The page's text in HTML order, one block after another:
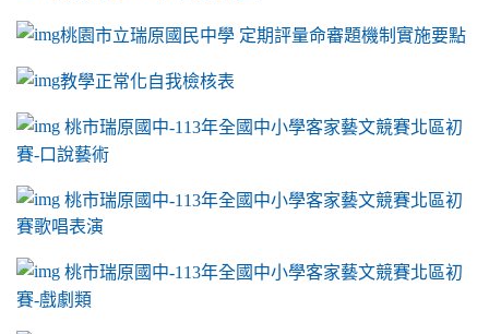
link to https://sites.google.com/a/m2.ryjh.tyc.edu.tw/ryjh011/
桃園市立瑞原國民中學 定期評量命審題機制實施要點
link to https://sites.google.com/a/m2.ryjh.tyc.edu.tw/
教學正常化自我檢核表
link to mailto:ryjh520@m2.ryjh.tyc.edu.tw
link to mailto:ryjh520@m2.ryjh.tyc.edu.tw
ink to mailto:ryjh520@m2.ryjh.tyc.edu.tw
link to mailto:ryjh520@m2.ryjh.tyc.edu.tw
link to mailto:ryjh520@m2.ryjh.tyc.edu.tw
ink to mailto:ryjh520@m2.ryjh.tyc.edu.tw
ink to mailto:ryjh520@m2.ryjh.tyc.edu.tw
link to https://sites.google.com/a/m2.ryjh.tyc.edu.tw/ryjh011/
ink to mailto:ryjh520@m2.ryjh.tyc.edu.tw
link to https://tyc.entry.edu.tw/NoExamImitate_TL/
桃市瑞原國中-113年全國中小學客家藝文競賽北區初
賽-口說藝術
link to https://tyc.entry.edu.tw/NoExamImitate_TL/
桃市瑞原國中-113年全國中小學客家藝文競賽北區初
賽歌唱表演
link to https://tyc.entry.edu.tw/NoExamImitate_TL/
桃市瑞原國中-113年全國中小學客家藝文競賽北區初
賽-戲劇類